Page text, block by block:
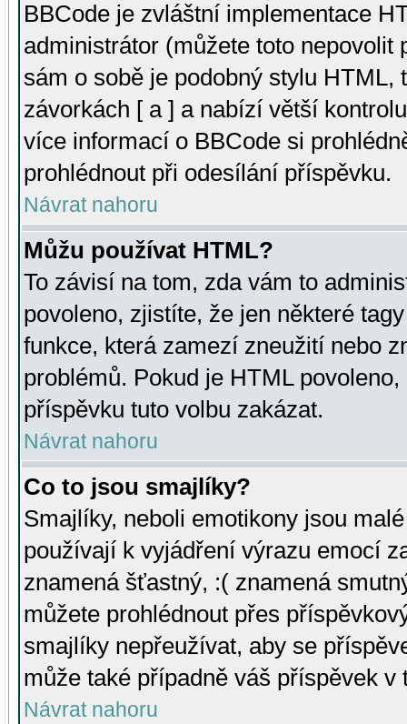
BBCode je zvláštní implementace
administrátor (můžete toto
sám o sobě je podobný stylu HTML,
závorkách [ a ] a nabízí větší
více informací o BBCode si
prohlédnout při odesílání příspěvku.
Návrat nahoru
Můžu používat HTML?
To závisí na tom, zda vám to
povoleno, zjistíte, že jen některé
funkce, která zamezí zneužití nebo
problémů. Pokud je HTML
příspěvku tuto volbu zakázat.
Návrat nahoru
Co to jsou smajlíky?
Smajlíky, neboli emotikony jsou
používají k vyjádření výrazu emocí
znamená šťastný, :( znamená
můžete prohlédnout přes
smajlíky nepřeužívat, aby se
může také případně váš příspěvek v
Návrat nahoru